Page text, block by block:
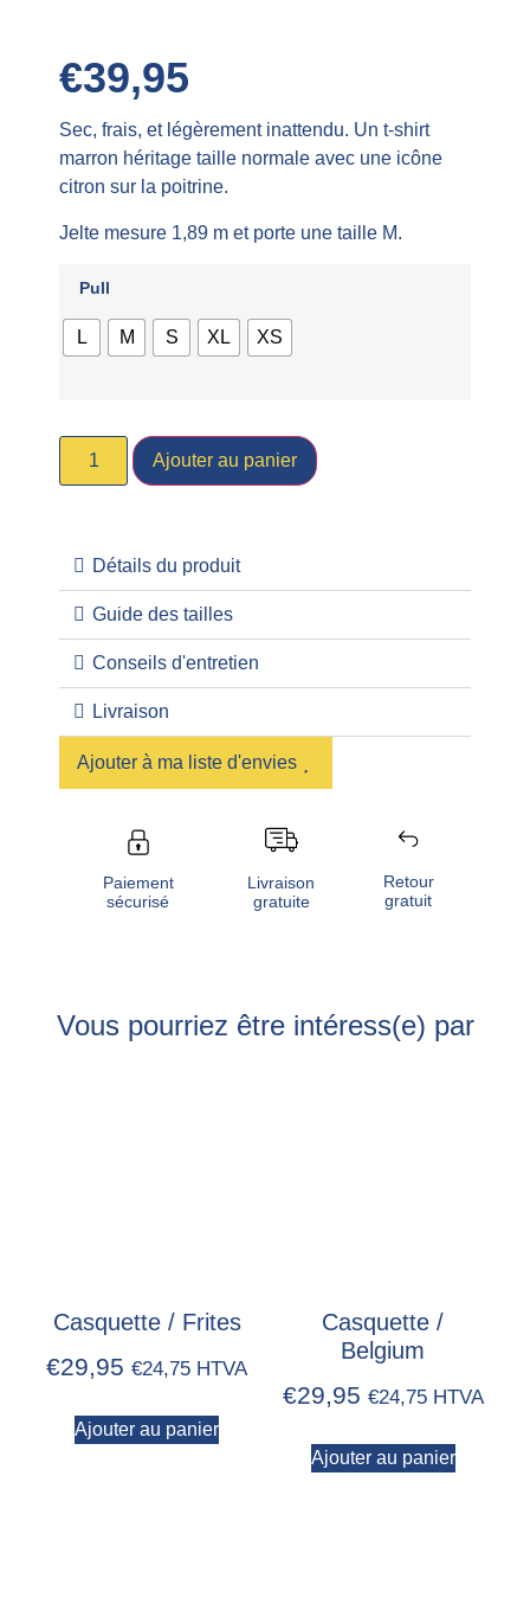
€39,95
Sec, frais, et légèrement inattendu. Un t-shirt
marron héritage taille normale avec une icône
citron sur la poitrine.
Jelte mesure 1,89 m et porte une taille M.
Pull
L M S XL XS
Ajouter au panier
Détails du produit
Guide des tailles
Conseils d'entretien
Livraison
Ajouter à ma liste d'envies
Paiement
sécurisé
Livraison
gratuite
Retour
gratuit
Vous pourriez être intéress(e) par
Casquette / Frites
€29,95 €24,75 HTVA
Ajouter au panier
Casquette /
Belgium
€29,95 €24,75HTVA
Ajouter au panier